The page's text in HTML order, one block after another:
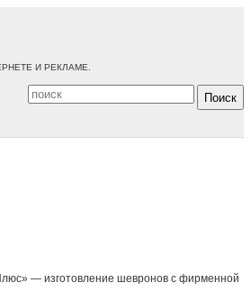
И РЕКЛАМЕ.
— изготовление шевронов с фирменной